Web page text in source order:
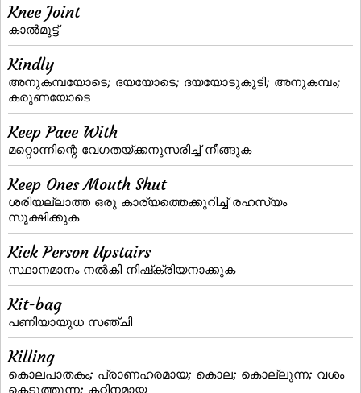
Knee Joint
കാല്‍മുട്ട്‌
Kindly
അനുകമ്പയോടെ; ദയയോടെ; ദയയോടുകൂടി; അനുകമ്പം;
കരുണയോടെ
Keep Pace With
മറ്റൊന്നിന്റെ വേഗതയ്‌ക്കനുസരിച്ച്‌ നീങ്ങുക
Keep Ones Mouth Shut
ശരിയല്ലാത്ത ഒരു കാര്യത്തെക്കുറിച്ച്‌ രഹസ്യം
സൂക്ഷിക്കുക
Kick Person Upstairs
സ്ഥാനമാനം നല്‍കി നിഷ്‌ക്രിയനാക്കുക
Kit-bag
പണിയായുധ സഞ്ചി
Killing
കൊലപാതകം; പ്രാണഹരമായ; കൊല; കൊല്ലുന്ന; വശം
കെടുത്തുന്ന; കഠിനമായ